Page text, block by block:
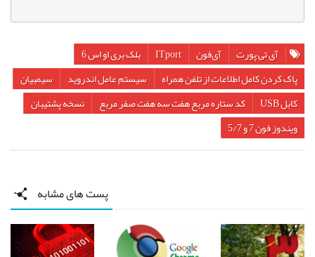
آی تی پورت آی‌فون ITport
بلک بری او اس 6
پاک کردن کامل اطلاعات از تلفن همراه
سیستم عامل اندروید
سیمبیان
کابل USB
کد ستاره مربع هفت سه هفت صفر مربع
نسخه پشتیبان
ویندوز فون 7 و 5/7
پست های مشابه